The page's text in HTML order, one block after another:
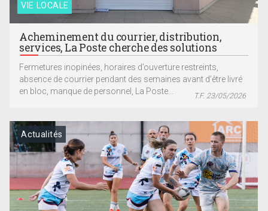
VIE LOCALE
Acheminement du courrier, distribution,
services, La Poste cherche des solutions
Fermetures inopinées, horaires d’ouverture restreints,
absence de courrier pendant des semaines avant d’être livré
en bloc, manque de personnel, La Poste...
T.F. 23/05/2026
Actualités